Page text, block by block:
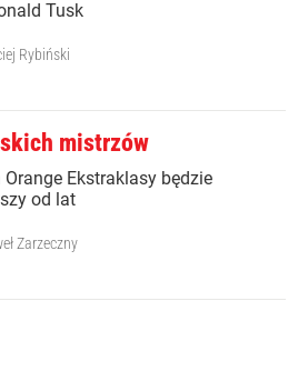
Tusk
Rybiński
mistrzów
Orange Ekstraklasy będzie
od lat
Zarzeczny